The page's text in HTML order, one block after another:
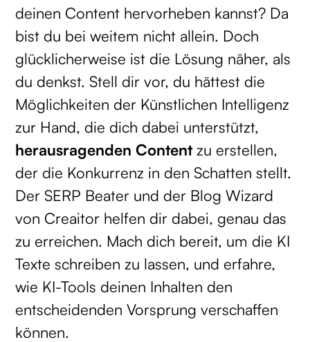
deinen Content hervorheben kannst? Da
bist du bei weitem nicht allein. Doch
glücklicherweise ist die Lösung näher, als
du denkst. Stell dir vor, du hättest die
Möglichkeiten der Künstlichen Intelligenz
zur Hand, die dich dabei unterstützt,
herausragenden Contentzu erstellen,
der die Konkurrenz in den Schatten stellt.
Der SERP Beater und der Blog Wizard
von Creaitor helfen dir dabei, genau das
zu erreichen. Mach dich bereit, um die KI
Texte schreiben zu lassen, und erfahre,
wie KI-Tools deinen Inhalten den
entscheidenden Vorsprung verschaffen
können.